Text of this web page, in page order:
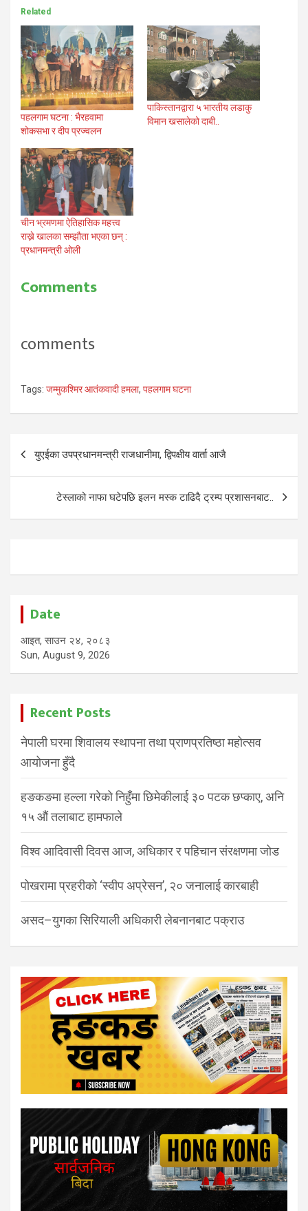
Related
पहलगाम घटना : भैरहवामा
शोकसभा र दीप प्रज्वलन
पाकिस्तानद्वारा ५ भारतीय लडाकु
विमान खसालेको दाबी..
चीन भ्रमणमा ऐतिहासिक महत्त्व
राख्ने खालका सम्झौता भएका छन् :
प्रधानमन्त्री ओली
Comments
comments
Tags: जम्मुकश्मिर आतंकवादी हमला, पहलगाम घटना
Post
navigation
युएईका उपप्रधानमन्त्री राजधानीमा, द्विपक्षीय वार्ता आजै
टेस्लाको नाफा घटेपछि इलन मस्क टाढिदै ट्रम्प प्रशासनबाट..
Date
आइत, साउन २४, २०८३
Sun, August 9, 2026
Recent Posts
नेपाली घरमा शिवालय स्थापना तथा प्राणप्रतिष्ठा महोत्सव
आयोजना हुँदै
हङकङमा हल्ला गरेको निहुँमा छिमेकीलाई ३० पटक छप्काए, अनि
१५ औं तलाबाट हामफाले
विश्व आदिवासी दिवस आज, अधिकार र पहिचान संरक्षणमा जोड
पोखरामा प्रहरीको ‘स्वीप अप्रेसन’, २० जनालाई कारबाही
असद–युगका सिरियाली अधिकारी लेबनानबाट पक्राउ